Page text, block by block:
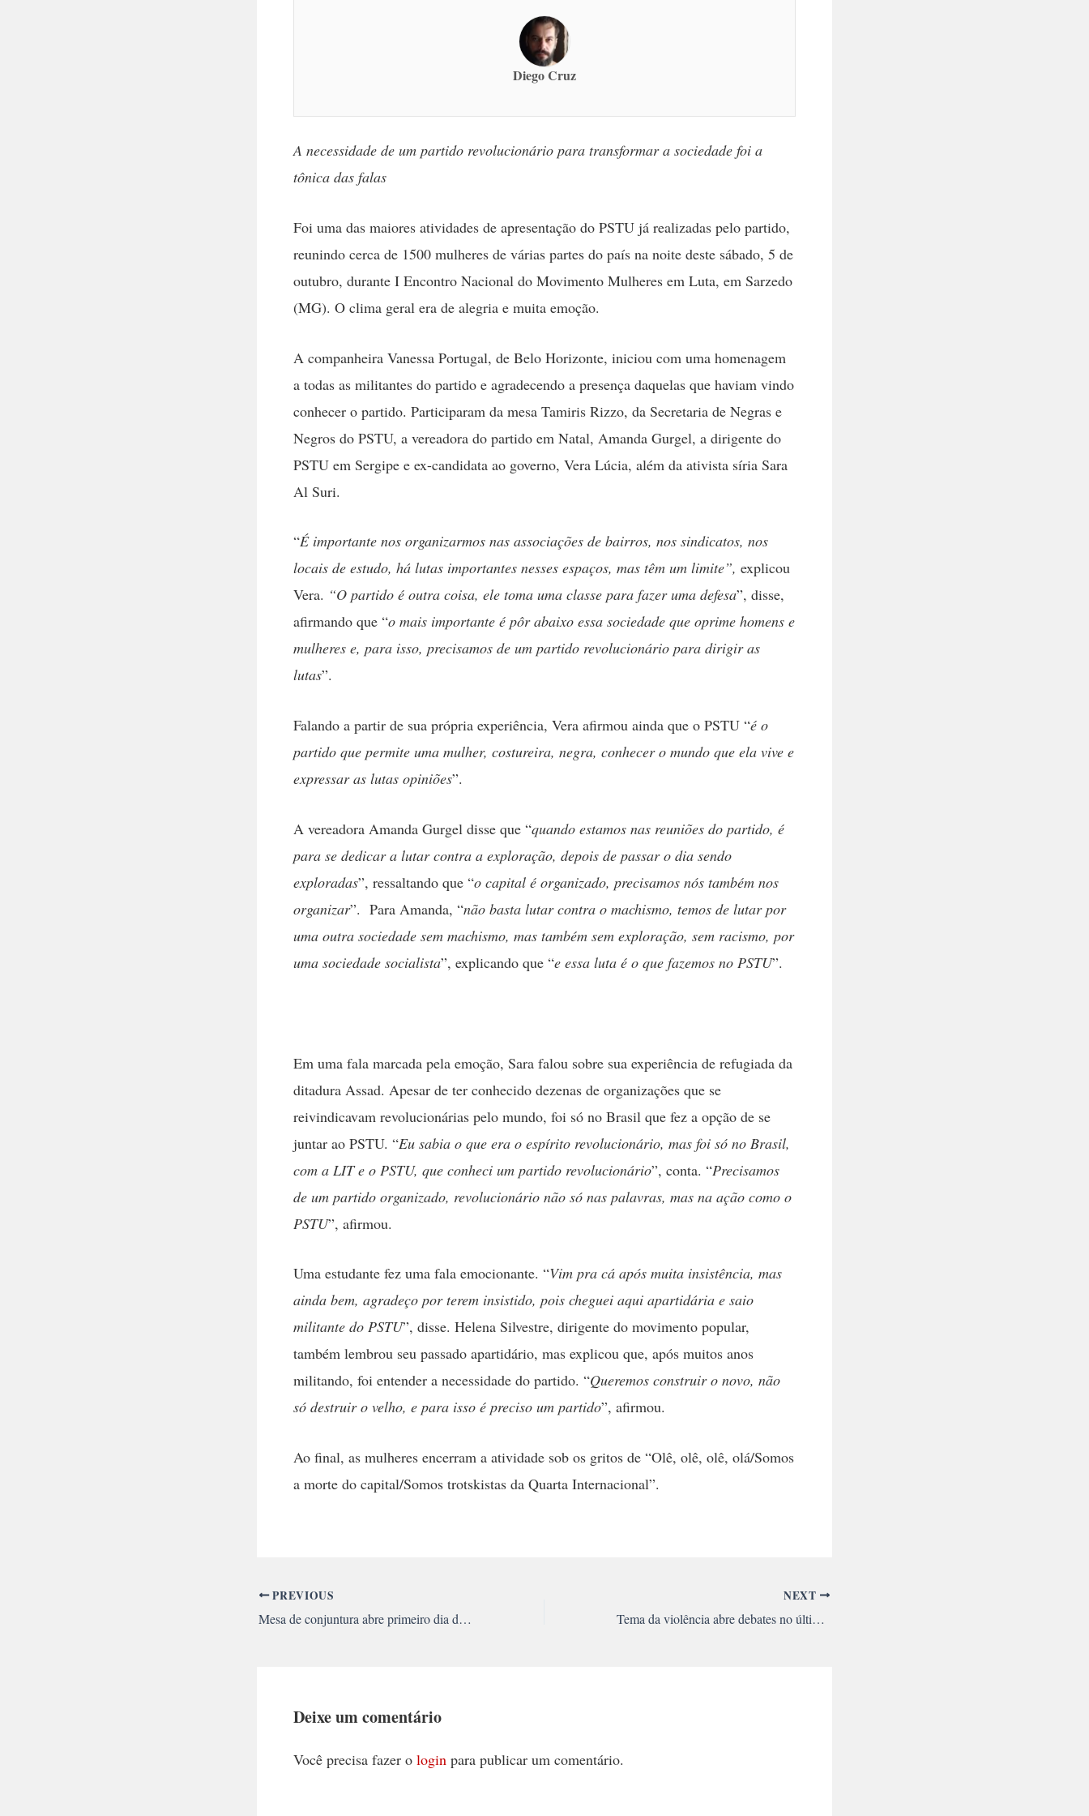
Diego Cruz
A necessidade de um partido revolucionário para transformar a sociedade foi a
tônica das falas
Foi uma das maiores atividades de apresentação do PSTU já realizadas pelo partido,
reunindo cerca de 1500 mulheres de várias partes do país na noite deste sábado, 5 de
outubro, durante I Encontro Nacional do Movimento Mulheres em Luta, em Sarzedo
(MG). O clima geral era de alegria e muita emoção.
A companheira Vanessa Portugal, de Belo Horizonte, iniciou com uma homenagem
a todas as militantes do partido e agradecendo a presença daquelas que haviam vindo
conhecer o partido. Participaram da mesa Tamiris Rizzo, da Secretaria de Negras e
Negros do PSTU, a vereadora do partido em Natal, Amanda Gurgel, a dirigente do
PSTU em Sergipe e ex-candidata ao governo, Vera Lúcia, além da ativista síria Sara
Al Suri.
“É importante nos organizarmos nas associações de bairros, nos sindicatos, nos
locais de estudo, há lutas importantes nesses espaços, mas têm um limite”, explicou
Vera. “O partido é outra coisa, ele toma uma classe para fazer uma defesa”, disse,
afirmando que “o mais importante é pôr abaixo essa sociedade que oprime homens e
mulheres e, para isso, precisamos de um partido revolucionário para dirigir as
lutas”.
Falando a partir de sua própria experiência, Vera afirmou ainda que o PSTU “é o
partido que permite uma mulher, costureira, negra, conhecer o mundo que ela vive e
expressar as lutas opiniões”.
A vereadora Amanda Gurgel disse que “quando estamos nas reuniões do partido, é
para se dedicar a lutar contra a exploração, depois de passar o dia sendo
exploradas”, ressaltando que “o capital é organizado, precisamos nós também nos
organizar”. Para Amanda, “não basta lutar contra o machismo, temos de lutar por
uma outra sociedade sem machismo, mas também sem exploração, sem racismo, por
uma sociedade socialista”, explicando que “e essa luta é o que fazemos no PSTU”.
Em uma fala marcada pela emoção, Sara falou sobre sua experiência de refugiada da
ditadura Assad. Apesar de ter conhecido dezenas de organizações que se
reivindicavam revolucionárias pelo mundo, foi só no Brasil que fez a opção de se
juntar ao PSTU. “Eu sabia o que era o espírito revolucionário, mas foi só no Brasil,
com a LIT e o PSTU, que conheci um partido revolucionário”, conta. “Precisamos
de um partido organizado, revolucionário não só nas palavras, mas na ação como o
PSTU”, afirmou.
Uma estudante fez uma fala emocionante. “Vim pra cá após muita insistência, mas
ainda bem, agradeço por terem insistido, pois cheguei aqui apartidária e saio
militante do PSTU”, disse. Helena Silvestre, dirigente do movimento popular,
também lembrou seu passado apartidário, mas explicou que, após muitos anos
militando, foi entender a necessidade do partido. “Queremos construir o novo, não
só destruir o velho, e para isso é preciso um partido”, afirmou.
Ao final, as mulheres encerram a atividade sob os gritos de “Olê, olê, olê, olá/Somos
a morte do capital/Somos trotskistas da Quarta Internacional”.
PREVIOUS
Mesa de conjuntura abre primeiro dia do maior encontro feminista classista em 20 anos
NEXT
Tema da violência abre debates no último dia do encontro do MML e campanha é aprovada
Deixe um comentário
Você precisa fazer o login para publicar um comentário.